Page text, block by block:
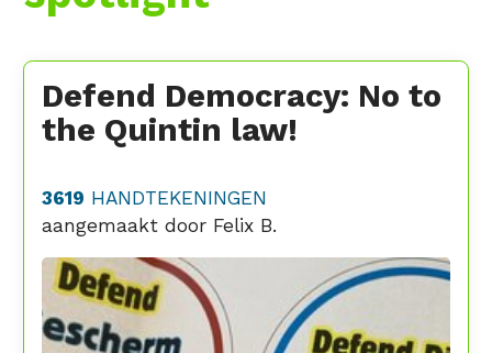
Defend Democracy: No to
the Quintin law!
3619 HANDTEKENINGEN
aangemaakt door Felix B.